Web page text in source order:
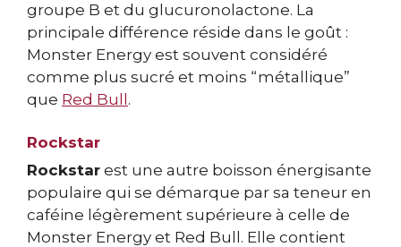
groupe B et du glucuronolactone. La
principale différence réside dans le goût :
Monster Energy est souvent considéré
comme plus sucré et moins “métallique”
que Red Bull .
Rockstar
Rockstar est une autre boisson énergisante
populaire qui se démarque par sa teneur en
caféine légèrement supérieure à celle de
Monster Energy et Red Bull. Elle contient